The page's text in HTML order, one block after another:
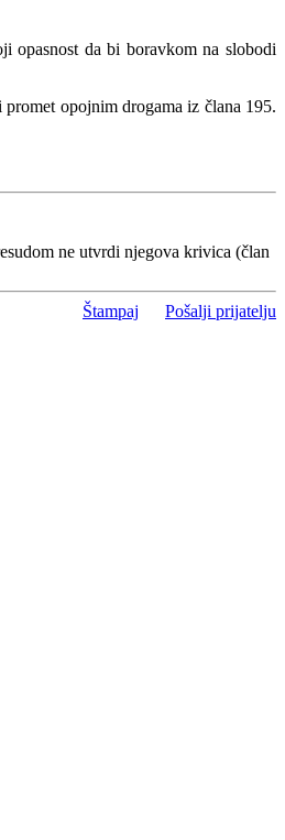
opasnost da bi boravkom na slobodi
opojnim drogama iz člana 195.
ne utvrdi njegova krivica (član
Štampaj Pošalji prijatelju